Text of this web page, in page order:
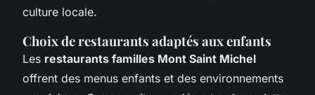
culture locale.
Choix de restaurants adaptés aux enfants
Les restaurants familles Mont Saint Michel
offrent des menus enfants et des environnements